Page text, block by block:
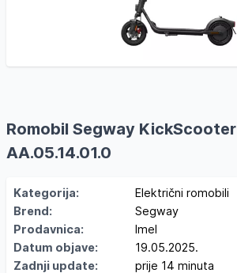
Romobil Segway KickScooter
AA.05.14.01.0
Kategorija:
Električni romobili
Brend:
Segway
Prodavnica:
Imel
Datum objave:
19.05.2025.
Zadnji update:
prije 14 minuta